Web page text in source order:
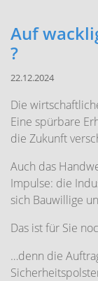
Auf
?
22.12.2024
Die
Eine spürbare
die Zukunft
Auch das
Impulse: die
sich Bauwillige
Das ist für Sie
…denn die